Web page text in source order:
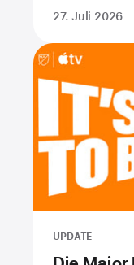
27. Juli 2026
UPDATE